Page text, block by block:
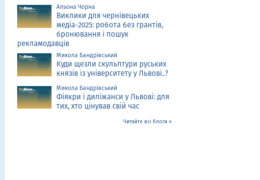
Альона Чорна
Виклики для чернівецьких
медіа-2025: робота без грантів,
бронювання і пошук
рекламодавців
Микола Бандрівський
Куди щезли скульптури руських
князів із університету у Львові..?
Микола Бандрівський
Фіякри і диліжанси у Львові: для
тих, хто цінував свій час
Читайте всі блоги »